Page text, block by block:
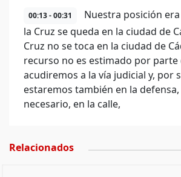
00:13 - 00:31
Nuestra posición
la Cruz se queda en la ciudad de
Cruz no se toca en la ciudad de
recurso no es estimado por
acudiremos a la vía judicial y, por
estaremos también en la defensa,
necesario, en la calle,
Relacionados